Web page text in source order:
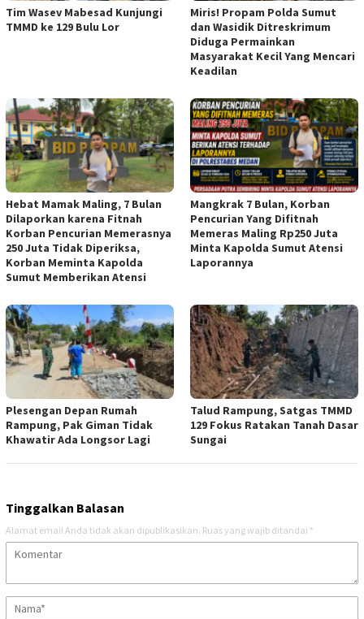
Tim Wasev Mabesad Kunjungi
TMMD ke 129 Bulu Lor
Miris! Propam Polda Sumut
dan Wasidik Ditreskrimum
Diduga Permainkan
Masyarakat Kecil Yang Mencari
Keadilan
Hebat Mamak Maling, 7 Bulan
Dilaporkan karena Fitnah
Korban Pencurian Memerasnya
250 Juta Tidak Diperiksa,
Korban Meminta Kapolda
Sumut Memberikan Atensi
Mangkrak 7 Bulan, Korban
Pencurian Yang Difitnah
Memeras Maling Rp250 Juta
Minta Kapolda Sumut Atensi
Laporannya
Plesengan Depan Rumah
Rampung, Pak Giman Tidak
Khawatir Ada Longsor Lagi
Talud Rampung, Satgas TMMD
129 Fokus Ratakan Tanah Dasar
Sungai
Tinggalkan Balasan
Alamat email Anda tidak akan dipublikasikan. Ruas yang wajib ditandai *